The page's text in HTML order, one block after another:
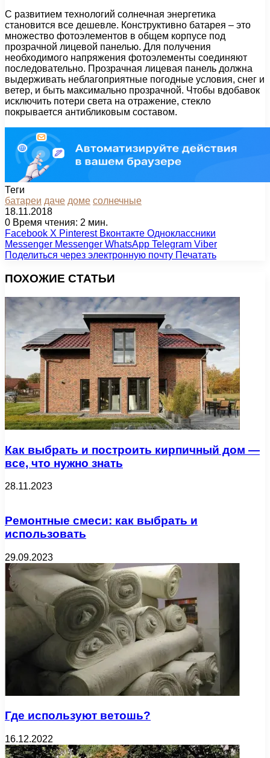
С развитием технологий солнечная энергетика
становится все дешевле. Конструктивно батарея – это
множество фотоэлементов в общем корпусе под
прозрачной лицевой панелью. Для получения
необходимого напряжения фотоэлементы соединяют
последовательно. Прозрачная лицевая панель должна
выдерживать неблагоприятные погодные условия, снег и
ветер, и быть максимально прозрачной. Чтобы вдобавок
исключить потери света на отражение, стекло
покрывается антибликовым составом.
Теги
батареи даче доме солнечные
18.11.2018
0 Время чтения: 2 мин.
Facebook X Pinterest Вконтакте Одноклассники
Messenger Messenger WhatsApp Telegram Viber
Поделиться через электронную почту Печатать
ПОХОЖИЕ СТАТЬИ
Как выбрать и построить кирпичный дом —
все, что нужно знать
28.11.2023
Ремонтные смеси: как выбрать и
использовать
29.09.2023
Где используют ветошь?
16.12.2022